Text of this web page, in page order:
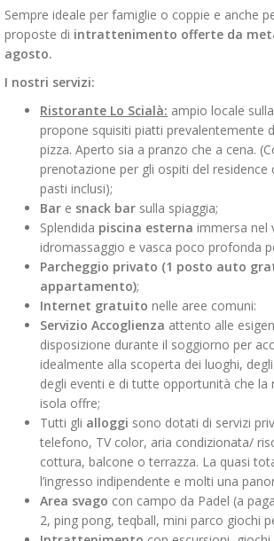
Sempre ideale per famiglie o coppie e anche
proposte di intrattenimento offerte da
agosto.
I nostri servizi:
Ristorante Lo Scialà: ampio locale
propone squisiti piatti prevalentemente
pizza. Aperto sia a pranzo che a cena.
prenotazione per gli ospiti del residence
pasti inclusi);
Bar e snack bar sulla spiaggia;
Splendida piscina esterna immersa nel
idromassaggio e vasca poco profonda
Parcheggio privato (1 posto auto
appartamento);
Internet gratuito nelle aree comuni:
Servizio Accoglienza attento alle
disposizione durante il soggiorno per
idealmente alla scoperta dei luoghi,
degli eventi e di tutte opportunità che la
isola offre;
Tutti gli alloggi sono dotati di servizi
telefono, TV color, aria condizionata/
cottura, balcone o terrazza. La quasi
l’ingresso indipendente e molti una
Area svago con campo da Padel (a
2, ping pong, teqball, mini parco giochi